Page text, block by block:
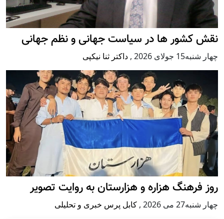
نقش کشور ها در سیاست جهانی و نظم جهانی
چهار شنبه15 جولای 2026 , داکتر ثنا نیکپی
روز فرهنگ هزاره و هزارستان به روایت تصویر
چهار شنبه27 می 2026 , کابل پرس خبری و تحلیلی